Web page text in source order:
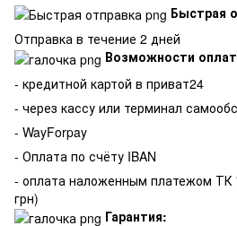
Быстрая
Отправка в течение 2 дней
Возможности
- кредитной картой в приват24
- через кассу или терминал
- WayForpay
- Оплата по счёту IBAN
- оплата наложенным платежом ТК
грн)
Гарантия: